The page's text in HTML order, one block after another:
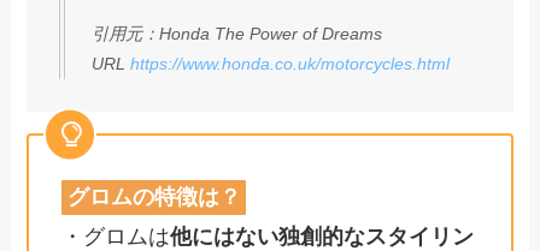
引用元：Honda The Power of Dreams
URLhttps://www.honda.co.uk/motorcycles.html
グロムの特徴は？
・グロムは他にはない独創的なスタイリン